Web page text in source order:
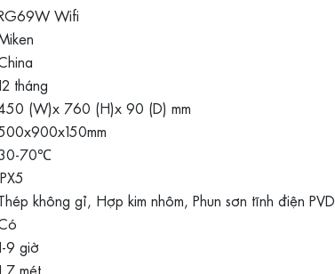
Wifi
tháng
(W)x 760 (H)x 90 (D) mm
70℃
không gỉ, Hợp kim nhôm, Phun sơn tĩnh điện PVD
9 giờ